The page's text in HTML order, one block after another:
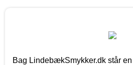
Bag LindebækSmykker.dk står